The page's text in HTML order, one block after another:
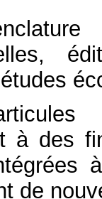
à des
de